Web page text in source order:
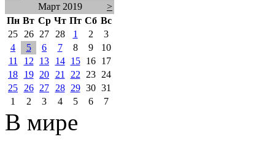
Март 2019
>
Пн Вт Ср Чт Пт Сб Вс
25
26 27 28 1 2
3
4
5 6 7 8 9
10
11
12 13 14 15 16
17
18
19 20 21 22 23
24
25
26 27 28 29 30 31
1
2 3 4 5 6 7
В мире